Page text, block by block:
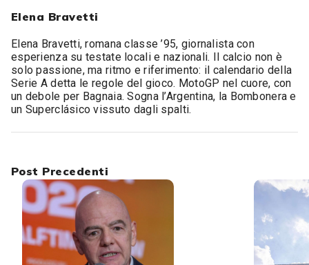
Elena Bravetti
Elena Bravetti, romana classe ’95, giornalista con
esperienza su testate locali e nazionali. Il calcio non è
solo passione, ma ritmo e riferimento: il calendario della
Serie A detta le regole del gioco. MotoGP nel cuore, con
un debole per Bagnaia. Sogna l’Argentina, la Bombonera e
un Superclásico vissuto dagli spalti.
Post Precedenti